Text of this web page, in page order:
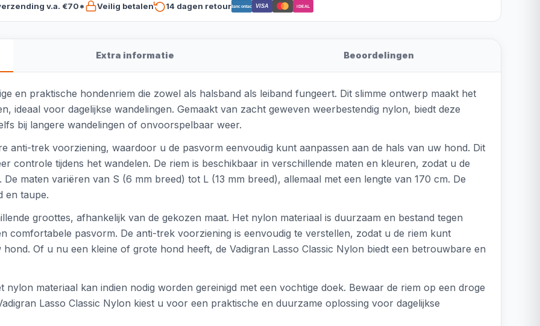
v.a. €70* Veilig betalen 14 dagen retourBancontact VISA iDEAL
Extra informatie Beoordelingen
en praktische hondenriem die zowel als halsband als leiband fungeert. Dit slimme ontwerp maakt het
ideaal voor dagelijkse wandelingen. Gemaakt van zacht geweven weerbestendig nylon, biedt deze
bij langere wandelingen of onvoorspelbaar weer.
anti-trek voorziening, waardoor u de pasvorm eenvoudig kunt aanpassen aan de hals van uw hond. Dit
controle tijdens het wandelen. De riem is beschikbaar in verschillende maten en kleuren, zodat u de
maten variëren van S (6 mm breed) tot L (13 mm breed), allemaal met een lengte van 170 cm. De
en taupe.
groottes, afhankelijk van de gekozen maat. Het nylon materiaal is duurzaam en bestand tegen
comfortabele pasvorm. De anti-trek voorziening is eenvoudig te verstellen, zodat u de riem kunt
Of u nu een kleine of grote hond heeft, de Vadigran Lasso Classic Nylon biedt een betrouwbare en
nylon materiaal kan indien nodig worden gereinigd met een vochtige doek. Bewaar de riem op een droge
Lasso Classic Nylon kiest u voor een praktische en duurzame oplossing voor dagelijkse